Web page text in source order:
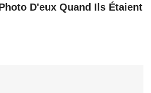
D'eux Quand Ils Étaient